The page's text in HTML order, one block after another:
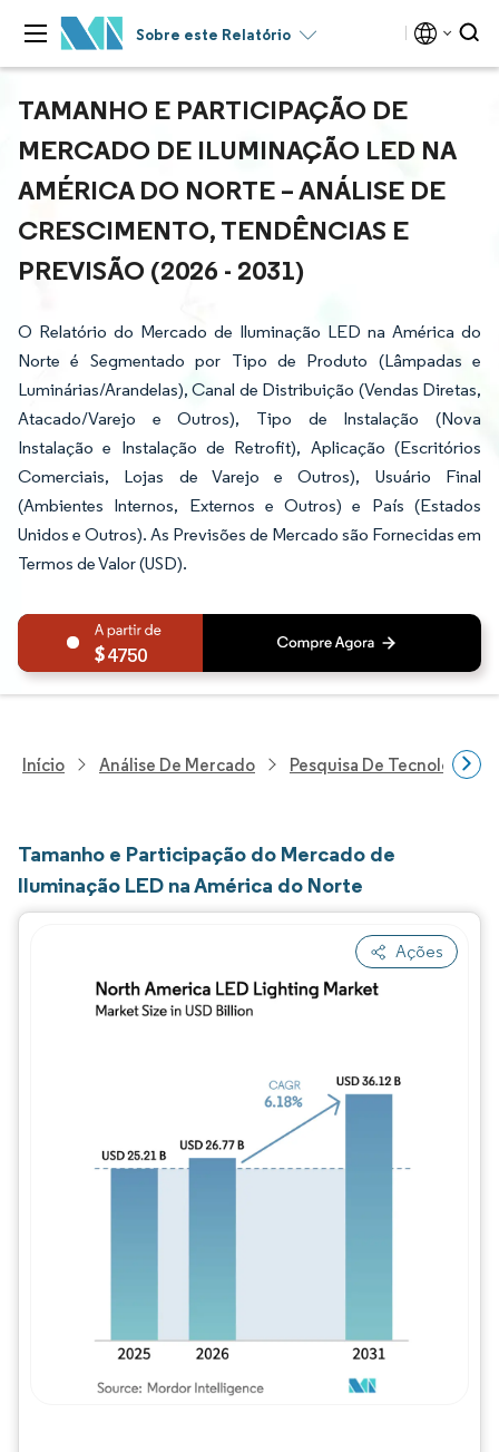
Sobre este Relatório
TAMANHO E PARTICIPAÇÃO DE
MERCADO DE ILUMINAÇÃO LED NA
AMÉRICA DO NORTE – ANÁLISE DE
CRESCIMENTO, TENDÊNCIAS E
PREVISÃO (2026 - 2031)
O Relatório do Mercado de Iluminação LED na América do
Norte é Segmentado por Tipo de Produto (Lâmpadas e
Luminárias/Arandelas), Canal de Distribuição (Vendas Diretas,
Atacado/Varejo e Outros), Tipo de Instalação (Nova
Instalação e Instalação de Retrofit), Aplicação (Escritórios
Comerciais, Lojas de Varejo e Outros), Usuário Final
(Ambientes Internos, Externos e Outros) e País (Estados
Unidos e Outros). As Previsões de Mercado são Fornecidas em
Termos de Valor (USD).
4750
Início Análise De Mercado Pesquisa De Tecnologia,
Tamanho e Participação do Mercado de
Iluminação LED na América do Norte
Ações